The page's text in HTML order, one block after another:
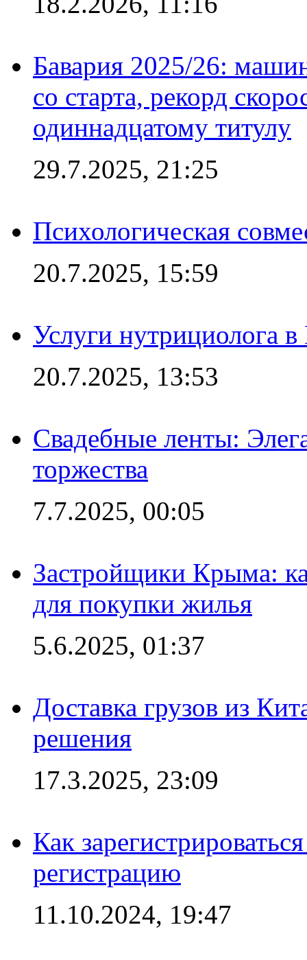
Бавария 2025/26:
со старта, рекорд
одиннадцатому титулу
29.7.2025, 21:25
Психологическая
20.7.2025, 15:59
Услуги нутрициолога
20.7.2025, 13:53
Свадебные ленты:
торжества
7.7.2025, 00:05
Застройщики Крыма:
для покупки жилья
5.6.2025, 01:37
Доставка грузов из
решения
17.3.2025, 23:09
Как
регистрацию
11.10.2024, 19:47